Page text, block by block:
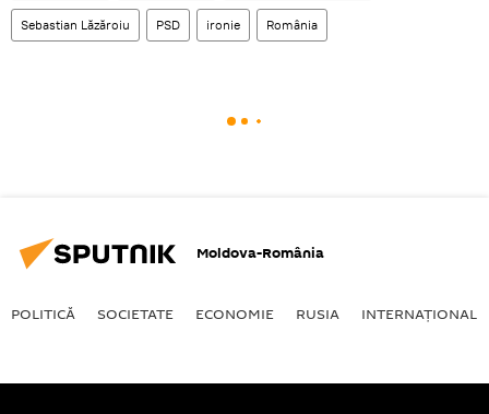
Sebastian Lăzăroiu PSD ironie România
Moldova-România
POLITICĂ SOCIETATE ECONOMIE RUSIA INTERNAŢIONAL